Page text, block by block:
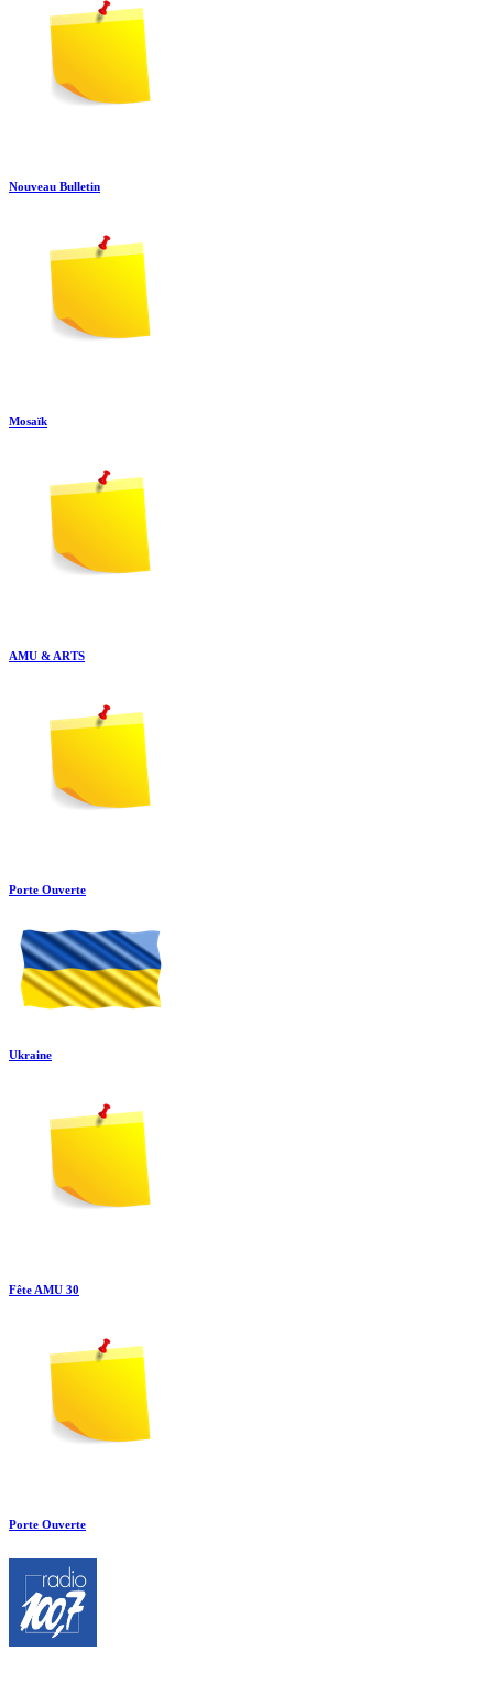
Nouveau Bulletin
Mosaïk
AMU & ARTS
Porte Ouverte
Ukraine
Fête AMU 30
Porte Ouverte